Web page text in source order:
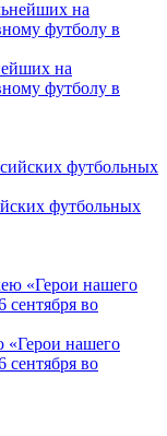
на
футболу в
футбольных
«Герои нашего
сентября во